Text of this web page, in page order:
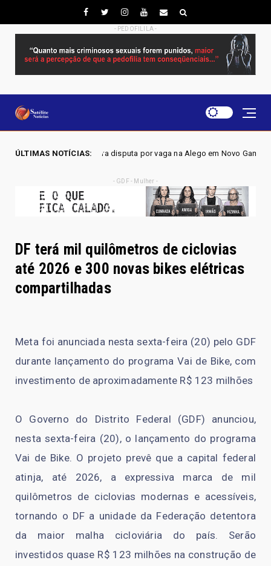
- PEDOFILILA -
ÚLTIMAS NOTÍCIAS:
por vaga na Alego em Novo Gama, aponta pesquisa IGAPE
- GDF - Mulher -
DF terá mil quilômetros de ciclovias
até 2026 e 300 novas bikes elétricas
compartilhadas
Meta foi anunciada nesta sexta-feira (20) pelo GDF
durante lançamento do programa Vai de Bike, com
investimento de aproximadamente R$ 123 milhões
O Governo do Distrito Federal (GDF) anunciou,
nesta sexta-feira (20), o lançamento do programa
Vai de Bike. O projeto prevê que a capital federal
atinja, até 2026, a expressiva marca de mil
quilômetros de ciclovias modernas e acessíveis,
tornando o DF a unidade da Federação detentora
da maior malha cicloviária do país. Serão
investidos quase R$ 123 milhões na construção de